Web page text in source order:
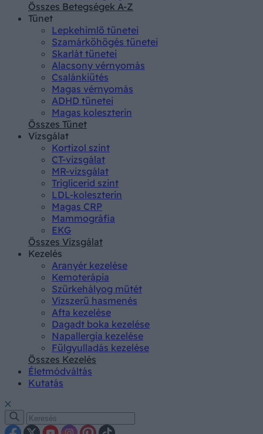
Összes Betegségek A-Z
Tünet
Lepkehimlő tünetei
Szamárköhögés tünetei
Skarlát tünetei
Alacsony vérnyomás
Csalánkiütés
Magas vérnyomás
ADHD tünetei
Magas koleszterin
Összes Tünet
Vizsgálat
Kortizol szint
CT-vizsgálat
MR-vizsgálat
Triglicerid szint
LDL-koleszterin
Magas CRP
Mammográfia
EKG
Összes Vizsgálat
Kezelés
Aranyér kezelése
Kemoterápia
Szürkehályog műtét
Vízszerű hasmenés
Afta kezelése
Dagadt boka kezelése
Napallergia kezelése
Fülgyulladás kezelése
Összes Kezelés
Életmódváltás
Kutatás